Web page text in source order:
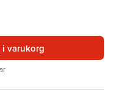
varukorg